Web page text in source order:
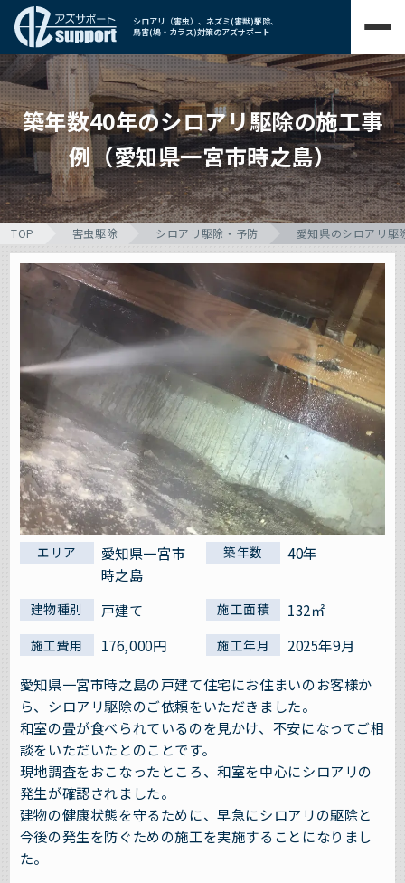
シロアリ（害虫）、ネズミ(害獣)駆除、
鳥害(鳩・カラス)対策のアズサポート
築年数40年のシロアリ駆除の施工事
例（愛知県一宮市時之島）
TOP 害虫駆除 シロアリ駆除・予防 愛知県のシロアリ駆
エリア
愛知県一宮市
時之島
築年数 40年
建物種別 戸建て 施工面積 132㎡
施工費用 176,000円 施工年月
2025年9月
愛知県一宮市時之島の戸建て住宅にお住まいのお客様か
ら、シロアリ駆除のご依頼をいただきました。
和室の畳が食べられているのを見かけ、不安になってご相
談をいただいたとのことです。
現地調査をおこなったところ、和室を中心にシロアリの
発生が確認されました。
建物の健康状態を守るために、早急にシロアリの駆除と
今後の発生を防ぐための施工を実施することになりまし
た。